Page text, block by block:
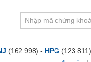
(162.998) - HPG